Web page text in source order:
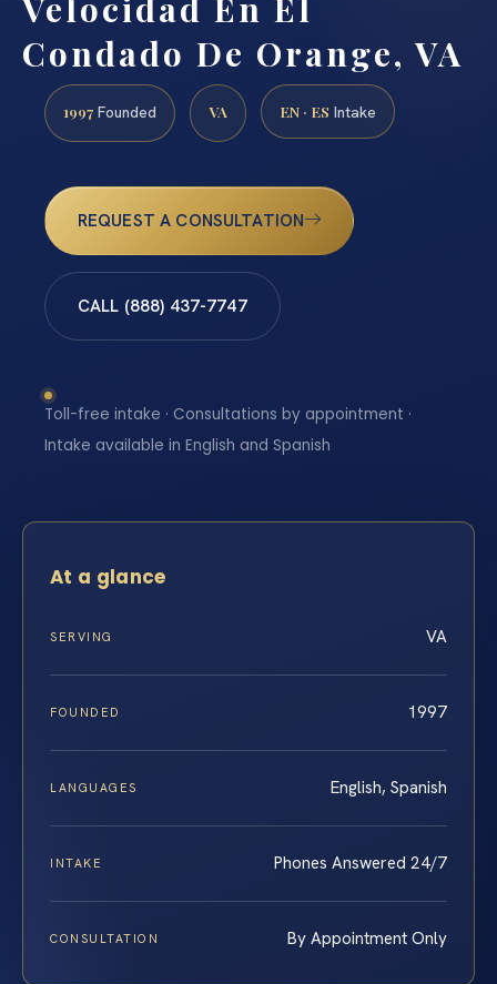
Velocidad En El
Condado De Orange, VA
1997 Founded VA EN · ES Intake
REQUEST A CONSULTATION
CALL (888) 437-7747
Toll-free intake · Consultations by appointment ·
Intake available in English and Spanish
At a glance
SERVING VA
FOUNDED 1997
LANGUAGES English, Spanish
INTAKE Phones Answered 24/7
CONSULTATION By Appointment Only